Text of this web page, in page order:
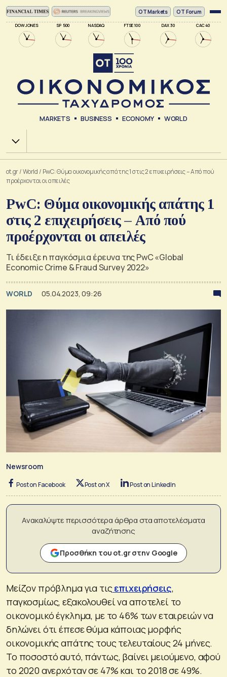
DOW JONES SP 500 NASDAQ FTSE 100 DAX 30 CAC 40
ΟΤ Markets OT Forum
MARKETS BUSINESS ECONOMY WORLD
Χ.Α.
ot.gr/World / PwC: Θύμα οικονομικής απάτης 1 στις 2 επιχειρήσεις – Από πού
προέρχονται οι απειλές
PwC: Θύμα οικονομικής απάτης 1
στις 2 επιχειρήσεις – Από πού
προέρχονται οι απειλές
Τι έδειξε η παγκόσμια έρευνα της PwC «Global
Economic Crime & Fraud Survey 2022»
WORLD 05.04.2023, 09:26
Newsroom
Post on Facebook Post on X Post on LinkedIn
Ανακαλύψτε περισσότερα άρθρα στα αποτελέσματα
αναζήτησης
Προσθήκη του ot.gr στην Google
Μείζον πρόβλημα για τιςεπιχειρήσεις,
παγκοσμίως, εξακολουθεί να αποτελεί το
οικονομικό έγκλημα, με το 46% των εταιρειών να
δηλώνει ότι έπεσε θύμα κάποιας μορφής
οικονομικής απάτης τους τελευταίους 24 μήνες.
Το ποσοστό αυτό, πάντως, βαίνει μειούμενο, αφού
το 2020 ανερχόταν σε 47% και το 2018 σε 49%.